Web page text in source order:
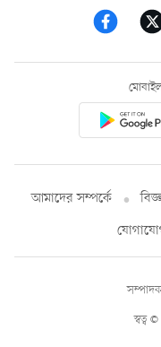
আমাদের সম্পর্কে
স্বত্ব